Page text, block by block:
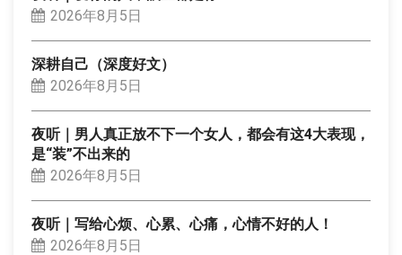
2026年8月5日
深耕自己（深度好文）
2026年8月5日
夜听｜男人真正放不下一个女人，都会有这4大表现，
是“装”不出来的
2026年8月5日
夜听｜写给心烦、心累、心痛，心情不好的人！
2026年8月5日